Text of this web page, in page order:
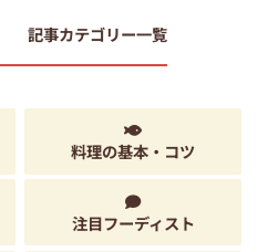
記事カテゴリー一覧
料理の基本・コツ
注目フーディスト